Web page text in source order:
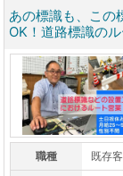
あの標識も、こ
OK！道路標識の
職種 既存